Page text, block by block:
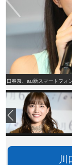
川口春奈、au新スマートフォ
川